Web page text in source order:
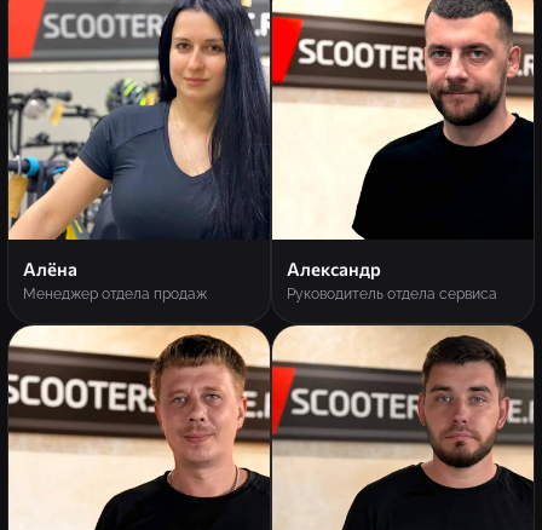
Алёна
Менеджер отдела продаж
Александр
Руководитель отдела сервиса